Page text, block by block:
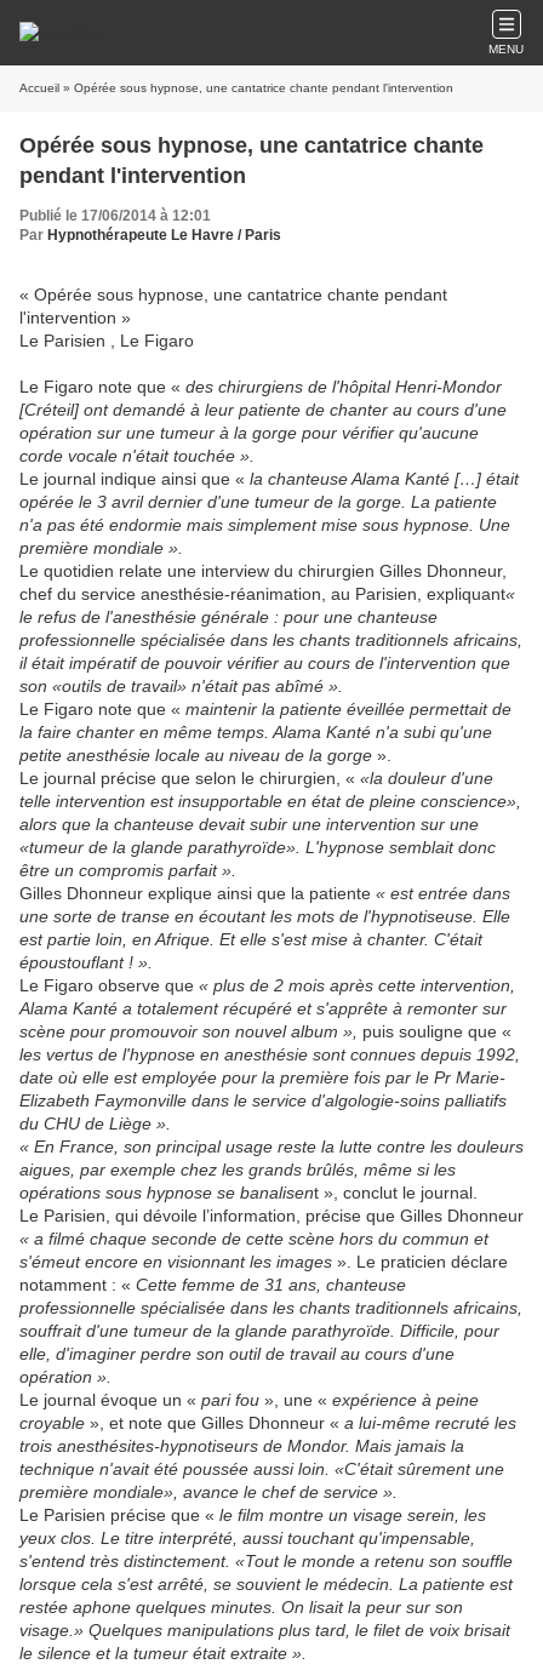
MENU
Accueil » Opérée sous hypnose, une cantatrice chante pendant l'intervention
Opérée sous hypnose, une cantatrice chante
pendant l'intervention
Publié le 17/06/2014 à 12:01
Par Hypnothérapeute Le Havre / Paris
« Opérée sous hypnose, une cantatrice chante pendant
l'intervention »
Le Parisien , Le Figaro
Le Figaro note que « des chirurgiens de l'hôpital Henri-Mondor
[Créteil] ont demandé à leur patiente de chanter au cours d'une
opération sur une tumeur à la gorge pour vérifier qu'aucune
corde vocale n'était touchée ».
Le journal indique ainsi que « la chanteuse Alama Kanté […] était
opérée le 3 avril dernier d'une tumeur de la gorge. La patiente
n'a pas été endormie mais simplement mise sous hypnose. Une
première mondiale ».
Le quotidien relate une interview du chirurgien Gilles Dhonneur,
chef du service anesthésie-réanimation, au Parisien, expliquant«
le refus de l'anesthésie générale : pour une chanteuse
professionnelle spécialisée dans les chants traditionnels africains,
il était impératif de pouvoir vérifier au cours de l'intervention que
son «outils de travail» n'était pas abîmé ».
Le Figaro note que « maintenir la patiente éveillée permettait de
la faire chanter en même temps. Alama Kanté n'a subi qu'une
petite anesthésie locale au niveau de la gorge ».
Le journal précise que selon le chirurgien, « «la douleur d'une
telle intervention est insupportable en état de pleine conscience»,
alors que la chanteuse devait subir une intervention sur une
«tumeur de la glande parathyroïde». L'hypnose semblait donc
être un compromis parfait ».
Gilles Dhonneur explique ainsi que la patiente « est entrée dans
une sorte de transe en écoutant les mots de l'hypnotiseuse. Elle
est partie loin, en Afrique. Et elle s'est mise à chanter. C'était
époustouflant ! ».
Le Figaro observe que « plus de 2 mois après cette intervention,
Alama Kanté a totalement récupéré et s'apprête à remonter sur
scène pour promouvoir son nouvel album », puis souligne que «
les vertus de l'hypnose en anesthésie sont connues depuis 1992,
date où elle est employée pour la première fois par le Pr Marie-
Elizabeth Faymonville dans le service d'algologie-soins palliatifs
du CHU de Liège ».
« En France, son principal usage reste la lutte contre les douleurs
aigues, par exemple chez les grands brûlés, même si les
opérations sous hypnose se banalisent », conclut le journal.
Le Parisien, qui dévoile l’information, précise que Gilles Dhonneur
« a filmé chaque seconde de cette scène hors du commun et
s'émeut encore en visionnant les images ». Le praticien déclare
notamment : « Cette femme de 31 ans, chanteuse
professionnelle spécialisée dans les chants traditionnels africains,
souffrait d'une tumeur de la glande parathyroïde. Difficile, pour
elle, d'imaginer perdre son outil de travail au cours d'une
opération ».
Le journal évoque un « pari fou », une « expérience à peine
croyable », et note que Gilles Dhonneur « a lui-même recruté les
trois anesthésites-hypnotiseurs de Mondor. Mais jamais la
technique n'avait été poussée aussi loin. «C'était sûrement une
première mondiale», avance le chef de service ».
Le Parisien précise que « le film montre un visage serein, les
yeux clos. Le titre interprété, aussi touchant qu'impensable,
s'entend très distinctement. «Tout le monde a retenu son souffle
lorsque cela s'est arrêté, se souvient le médecin. La patiente est
restée aphone quelques minutes. On lisait la peur sur son
visage.» Quelques manipulations plus tard, le filet de voix brisait
le silence et la tumeur était extraite ».